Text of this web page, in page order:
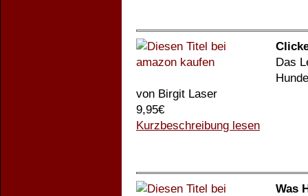
Das
von Birgit Laser
9,95€
Kurzbeschreibung lesen
Was